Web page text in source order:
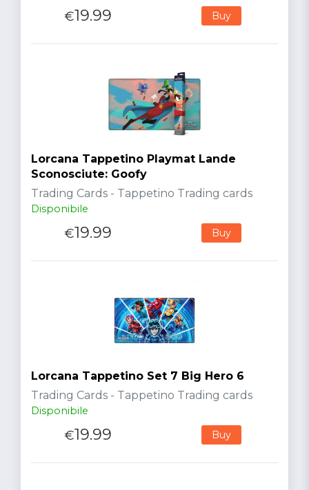
€19.99 Buy
Lorcana Tappetino Playmat Lande
Sconosciute: Goofy
Trading Cards - Tappetino Trading cards
Disponibile
€19.99 Buy
Lorcana Tappetino Set 7 Big Hero 6
Trading Cards - Tappetino Trading cards
Disponibile
€19.99 Buy